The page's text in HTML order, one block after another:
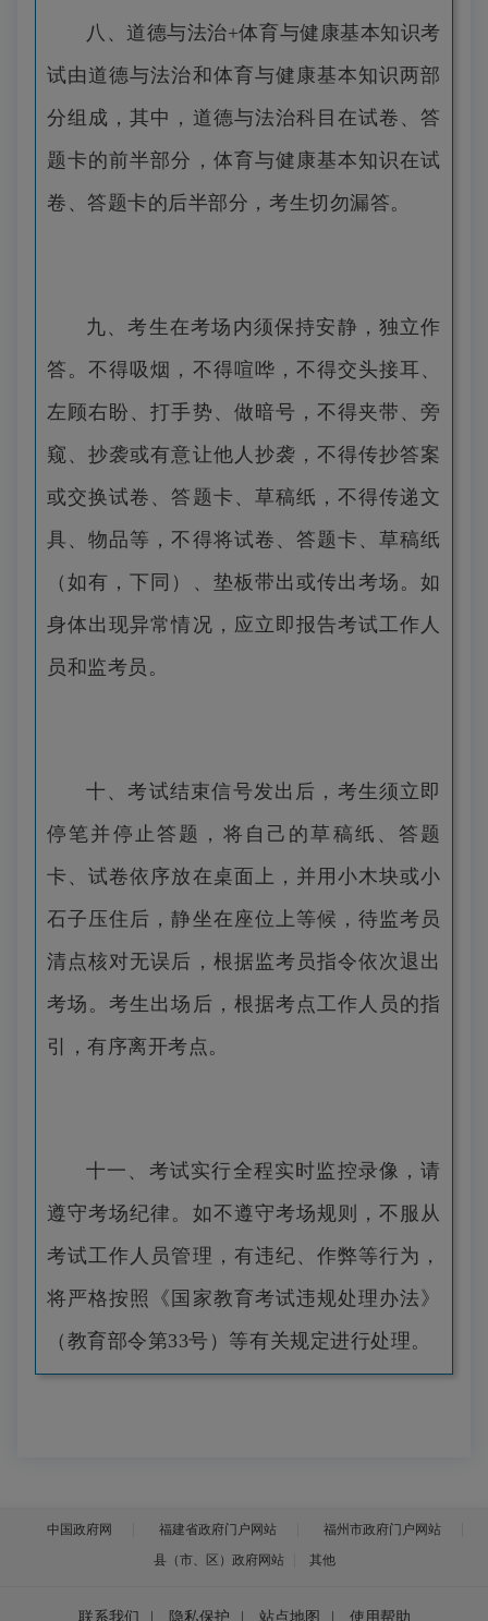
八、道德与法治+体育与健康基本知识考
试由道德与法治和体育与健康基本知识两部
分组成，其中，道德与法治科目在试卷、答
题卡的前半部分，体育与健康基本知识在试
卷、答题卡的后半部分，考生切勿漏答。
九、考生在考场内须保持安静，独立作
答。不得吸烟，不得喧哗，不得交头接耳、
左顾右盼、打手势、做暗号，不得夹带、旁
窥、抄袭或有意让他人抄袭，不得传抄答案
或交换试卷、答题卡、草稿纸，不得传递文
具、物品等，不得将试卷、答题卡、草稿纸
（如有，下同）、垫板带出或传出考场。如
身体出现异常情况，应立即报告考试工作人
员和监考员。
十、考试结束信号发出后，考生须立即
停笔并停止答题，将自己的草稿纸、答题
卡、试卷依序放在桌面上，并用小木块或小
石子压住后，静坐在座位上等候，待监考员
清点核对无误后，根据监考员指令依次退出
考场。考生出场后，根据考点工作人员的指
引，有序离开考点。
十一、考试实行全程实时监控录像，请
遵守考场纪律。如不遵守考场规则，不服从
考试工作人员管理，有违纪、作弊等行为，
将严格按照《国家教育考试违规处理办法》
（教育部令第33号）等有关规定进行处理。
中国政府网 福建省政府门户网站
福州市政府门户网站
县（市、区）政府网站
其他
联系我们 隐私保护 站点地图 使用帮助